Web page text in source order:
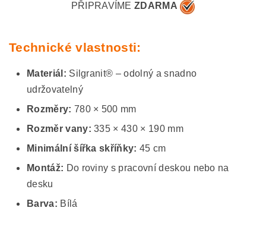
PŘIPRAVÍMEZDARMA
Technické vlastnosti:
Materiál: Silgranit® – odolný a snadno
udržovatelný
Rozměry: 780 × 500 mm
Rozměr vany: 335 × 430 × 190 mm
Minimální šířka skříňky: 45 cm
Montáž: Do roviny s pracovní deskou nebo na
desku
Barva: Bílá